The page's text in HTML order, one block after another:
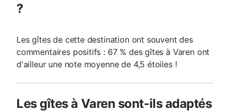
?
Les gîtes de cette destination ont souvent des
commentaires positifs : 67 % des gîtes à Varen ont
d'ailleur une note moyenne de 4,5 étoiles !
Les gîtes à Varen sont-ils adaptés